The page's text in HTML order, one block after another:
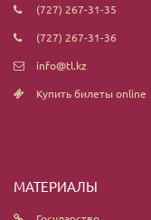
(727) 267-31-35
(727) 267-31-36
info@tl.kz
Купить билеты online
МАТЕРИАЛЫ